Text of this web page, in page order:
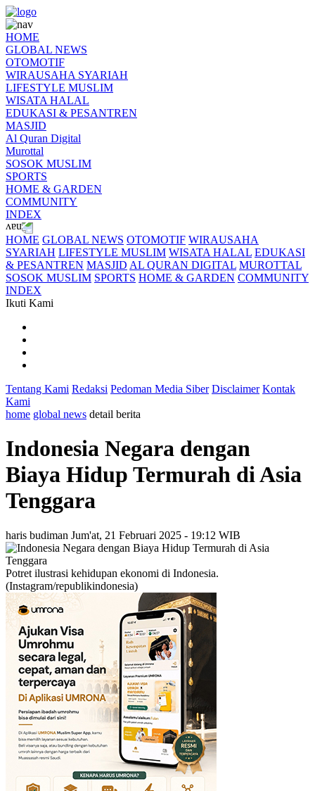
HOME
GLOBAL NEWS
OTOMOTIF
WIRAUSAHA SYARIAH
LIFESTYLE MUSLIM
WISATA HALAL
EDUKASI & PESANTREN
MASJID
Al Quran Digital
Murottal
SOSOK MUSLIM
SPORTS
HOME & GARDEN
COMMUNITY
INDEX
HOME GLOBAL NEWS OTOMOTIF WIRAUSAHA
SYARIAH LIFESTYLE MUSLIM WISATA HALAL EDUKASI
& PESANTREN MASJID AL QURAN DIGITAL MUROTTAL
SOSOK MUSLIM SPORTS HOME & GARDEN COMMUNITY
INDEX
Ikuti Kami
Tentang Kami Redaksi Pedoman Media Siber Disclaimer Kontak
Kami
home global news detail berita
Indonesia Negara dengan
Biaya Hidup Termurah di Asia
Tenggara
haris budiman Jum'at, 21 Februari 2025 - 19:12 WIB
Potret ilustrasi kehidupan ekonomi di Indonesia.
(Instagram/republikindonesia)